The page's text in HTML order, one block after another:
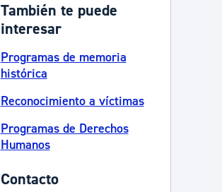
Catálogo de trámites
Ayuda a la tramitación
También te puede
interesar
Programas de memoria
histórica
Reconocimiento a víctimas
Programas de Derechos
Humanos
Contacto